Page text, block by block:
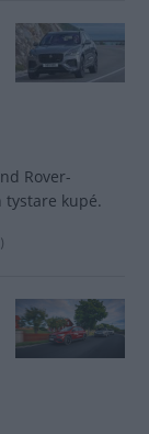
Rover-
kupé.